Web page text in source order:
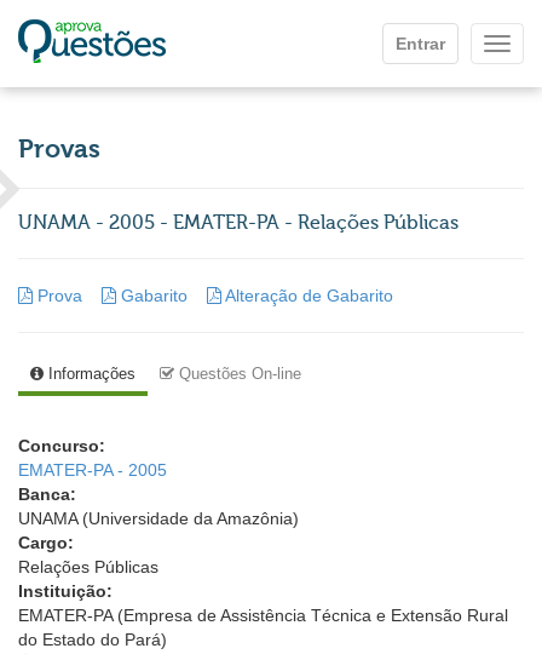
Entrar
Provas
UNAMA - 2005 - EMATER-PA - Relações Públicas
Prova Gabarito Alteração de Gabarito
Informações Questões On-line
Concurso:
EMATER-PA - 2005
Banca:
UNAMA (Universidade da Amazônia)
Cargo:
Relações Públicas
Instituição:
EMATER-PA (Empresa de Assistência Técnica e Extensão Rural
do Estado do Pará)